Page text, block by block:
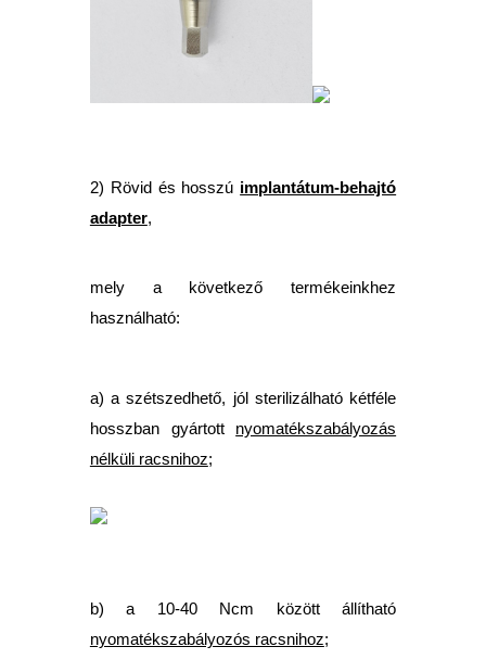
2) Rövid és hosszú implantátum-behajtó
adapter,
mely a következő termékeinkhez
használható:
a) a szétszedhető, jól sterilizálható kétféle
hosszban gyártott nyomatékszabályozás
nélküli racsnihoz;
b) a 10-40 Ncm között állítható
nyomatékszabályozós racsnihoz;